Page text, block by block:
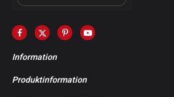
Information
Produktinformation